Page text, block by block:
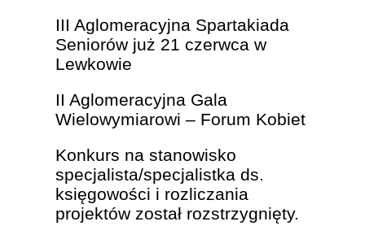
III Aglomeracyjna Spartakiada
Seniorów już 21 czerwca w
Lewkowie
II Aglomeracyjna Gala
Wielowymiarowi – Forum Kobiet
Konkurs na stanowisko
specjalista/specjalistka ds.
księgowości i rozliczania
projektów został rozstrzygnięty.